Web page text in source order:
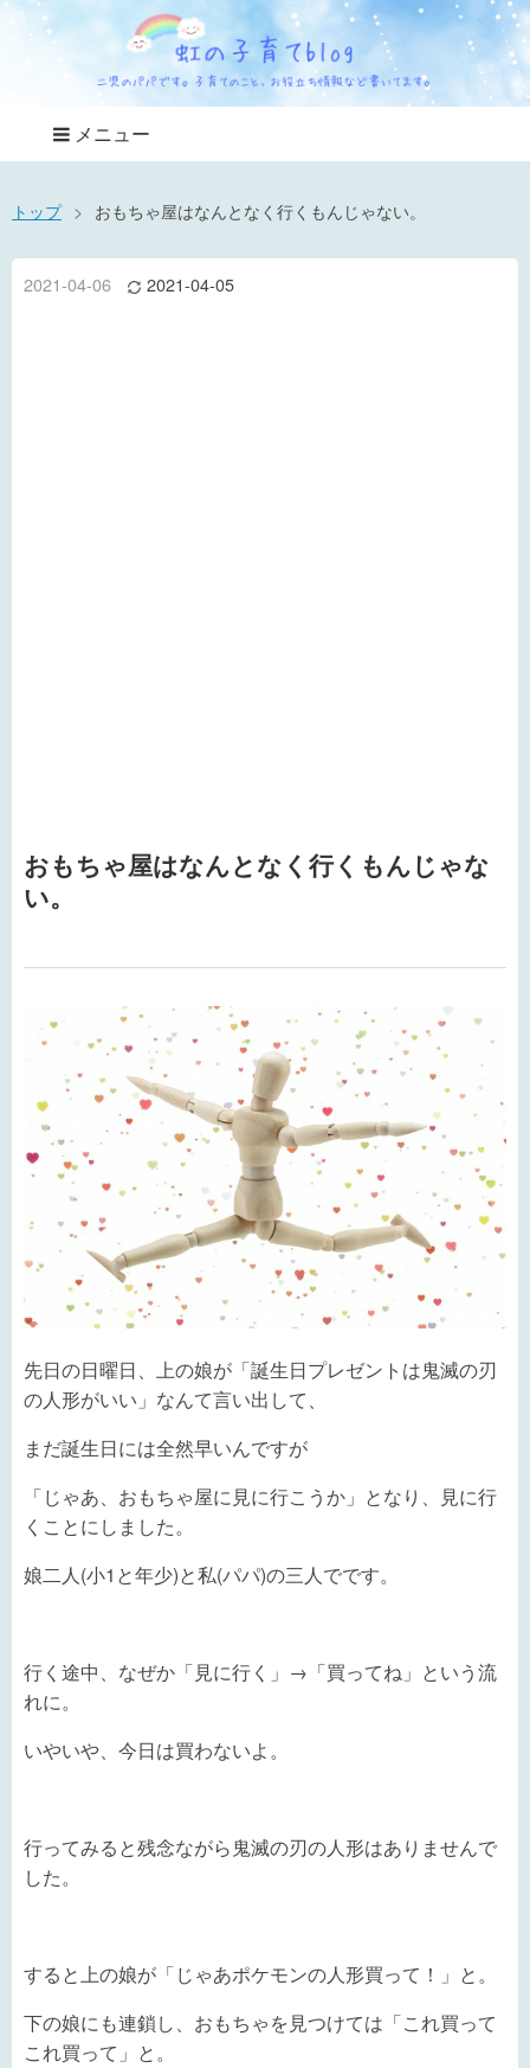
メニュー
トップ > おもちゃ屋はなんとなく行くもんじゃない。
2021-04-06 2021-04-05
おもちゃ屋はなんとなく行くもんじゃな
い。
先日の日曜日、上の娘が「誕生日プレゼントは鬼滅の刃
の人形がいい」なんて言い出して、
まだ誕生日には全然早いんですが
「じゃあ、おもちゃ屋に見に行こうか」となり、見に行
くことにしました。
娘二人(小1と年少)と私(パパ)の三人でです。
行く途中、なぜか「見に行く」→「買ってね」という流
れに。
いやいや、今日は買わないよ。
行ってみると残念ながら鬼滅の刃の人形はありませんで
した。
すると上の娘が「じゃあポケモンの人形買って！」と。
下の娘にも連鎖し、おもちゃを見つけては「これ買って
これ買って」と。